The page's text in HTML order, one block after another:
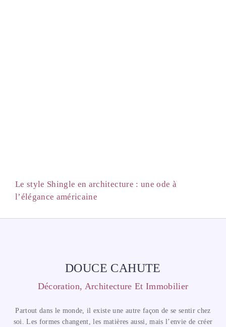
Le style Shingle en architecture : une ode à
l’élégance américaine
DOUCE CAHUTE
Décoration, Architecture Et Immobilier
Partout dans le monde, il existe une autre façon de se sentir chez
soi. Les formes changent, les matières aussi, mais l’envie de créer